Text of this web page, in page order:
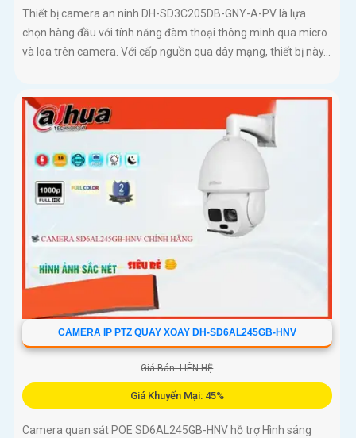
Thiết bị camera an ninh DH-SD3C205DB-GNY-A-PV là lựa
chọn hàng đầu với tính năng đàm thoại thông minh qua micro
và loa trên camera. Với cấp nguồn qua dây mạng, thiết bị này...
CAMERA IP PTZ QUAY XOAY DH-SD6AL245GB-HNV
Giá Bán: LIÊN HỆ
Giá Khuyến Mại: 45%
Camera quan sát POE SD6AL245GB-HNV hỗ trợ Hình sáng